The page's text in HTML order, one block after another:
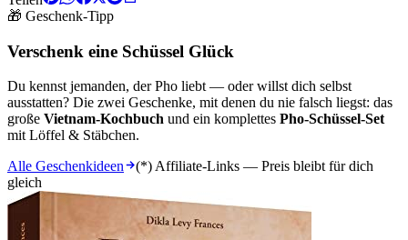
🎁 Geschenk-Tipp
Verschenk eine Schüssel Glück
Du kennst jemanden, der Pho liebt — oder willst dich selbst
ausstatten? Die zwei Geschenke, mit denen du nie falsch liegst: das
große Vietnam-Kochbuch und ein komplettes Pho-Schüssel-Set
mit Löffel & Stäbchen.
Alle Geschenkideen
(*) Affiliate-Links — Preis bleibt für dich
gleich